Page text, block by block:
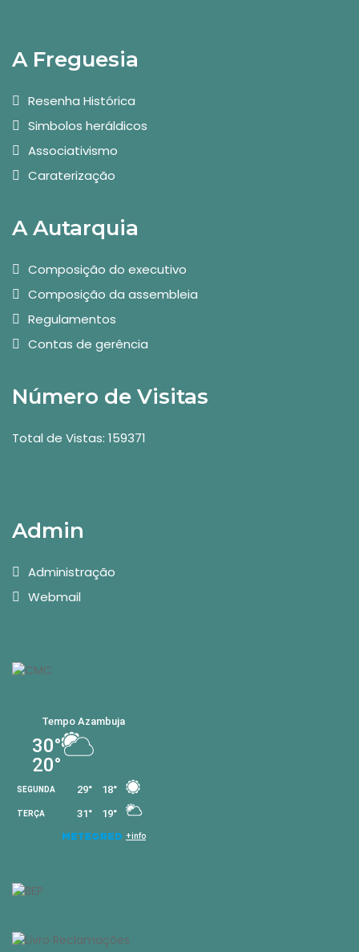
A Freguesia
Resenha Histórica
Simbolos heráldicos
Associativismo
Caraterização
A Autarquia
Composição do executivo
Composição da assembleia
Regulamentos
Contas de gerência
Número de Visitas
Total de Vistas: 159371
Admin
Administração
Webmail